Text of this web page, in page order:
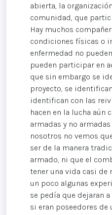
abierta, la
comunidad, que
Hay muchos
condiciones físicas o
enfermedad no
pueden participar en
que sin embargo se
proyecto, se
identifican con las
hacen en la lucha aún
armadas y no
nosotros no vemos
ser de la manera
armado, ni que el
tener una vida casi de
un poco algunas
se pedía que dejaran
si eran poseedores de